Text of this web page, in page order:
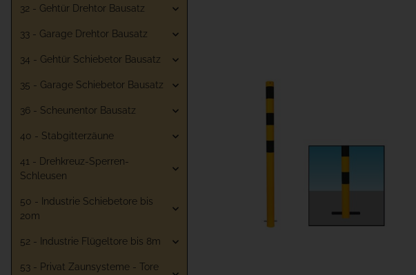
32 - Gehtür Drehtor Bausatz
33 - Garage Drehtor Bausatz
34 - Gehtür Schiebetor Bausatz
35 - Garage Schiebetor Bausatz
36 - Scheunentor Bausatz
40 - Stabgitterzäune
41 - Drehkreuz-Sperren-
Schleusen
50 - Industrie Schiebetore bis
20m
52 - Industrie Flügeltore bis 8m
53 - Privat Zaunsysteme - Tore